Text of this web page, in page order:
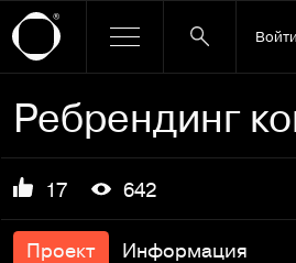
Войти
17 642
Проект Информация